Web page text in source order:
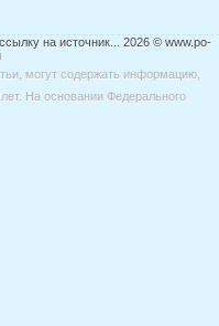
на источник... 2026 © www.po-
могут содержать информацию,
На основании Федерального